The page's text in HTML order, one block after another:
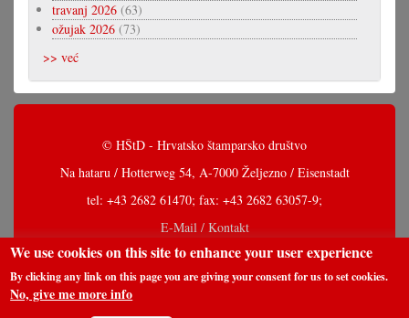
travanj 2026 (63)
ožujak 2026 (73)
>> već
© HŠtD - Hrvatsko štamparsko društvo
Na hataru / Hotterweg 54, A-7000 Željezno / Eisenstadt
tel: +43 2682 61470; fax: +43 2682 63057-9;
E-Mail / Kontakt
We use cookies on this site to enhance your user experience
By clicking any link on this page you are giving your consent for us to set cookies.
No, give me more info